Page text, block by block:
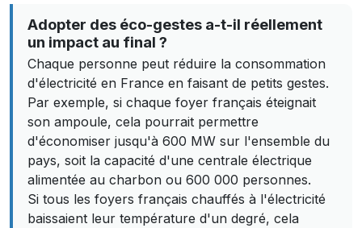
Adopter des éco-gestes a-t-il réellement
un impact au final ?
Chaque personne peut réduire la consommation
d'électricité en France en faisant de petits gestes.
Par exemple, si chaque foyer français éteignait
son ampoule, cela pourrait permettre
d'économiser jusqu'à 600 MW sur l'ensemble du
pays, soit la capacité d'une centrale électrique
alimentée au charbon ou 600 000 personnes.
Si tous les foyers français chauffés à l'électricité
baissaient leur température d'un degré, cela